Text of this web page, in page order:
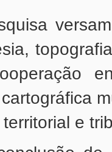
e